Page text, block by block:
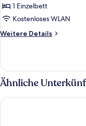
1 Einzelbett
anzeigen
1 Einzelbett
Kostenloses WLAN
Weitere Details
Weitere
1 Einzelbett
Ähnliche
Milling Hotel Gestus